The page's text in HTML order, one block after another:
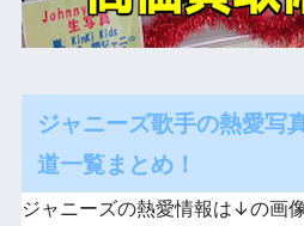
ジャニーズ歌手の熱愛写
道一覧まとめ！
ジャニーズの熱愛情報は↓の画